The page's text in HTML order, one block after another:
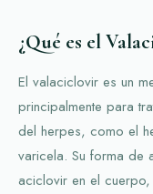
¿Qué es el
El valaciclovir es un
principalmente para
del herpes, como el
varicela. Su forma de
aciclovir en el